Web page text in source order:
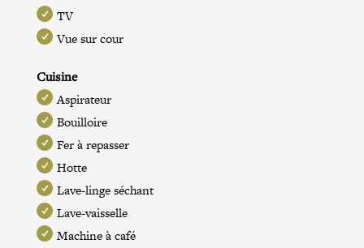
TV
Vue sur cour
Cuisine
Aspirateur
Bouilloire
Fer à repasser
Hotte
Lave-linge séchant
Lave-vaisselle
Machine à café